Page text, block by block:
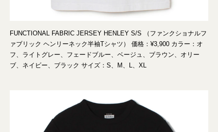
FUNCTIONAL FABRIC JERSEY HENLEY S/S （ファンクショナルフ
ァブリック ヘンリーネック半袖Tシャツ） 価格：¥3,900 カラー：オ
フ、ライトグレー、フェードブルー、ベージュ、ブラウン、オリー
ブ、ネイビー、ブラック サイズ：S、M、L、XL